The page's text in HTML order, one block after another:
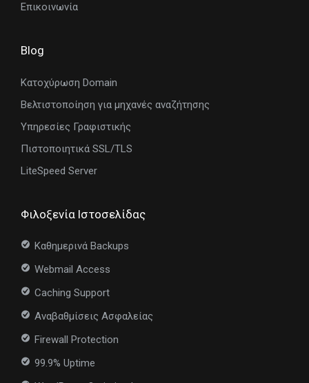
Επικοινωνία
Blog
Κατοχύρωση Domain
Βελτιστοποίηση για μηχανές αναζήτησης
Υπηρεσίες Γραφιστικής
Πιστοποιητικά SSL/TLS
LiteSpeed Server
Φιλοξενία Ιστοσελίδας
Καθημερινά Backups
Webmail Access
Caching Support
Αναβαθμίσεις Ασφαλείας
Firewall Protection
99.9% Uptime